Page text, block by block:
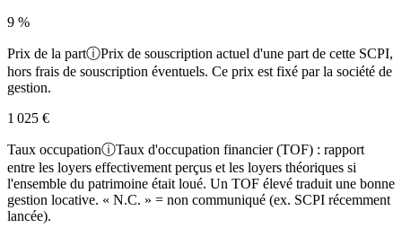
9 %
Prix de la partⓘPrix de souscription actuel d'une part de cette SCPI,
hors frais de souscription éventuels. Ce prix est fixé par la société de
gestion.
1 025 €
Taux occupationⓘTaux d'occupation financier (TOF) : rapport
entre les loyers effectivement perçus et les loyers théoriques si
l'ensemble du patrimoine était loué. Un TOF élevé traduit une bonne
gestion locative. « N.C. » = non communiqué (ex. SCPI récemment
lancée).